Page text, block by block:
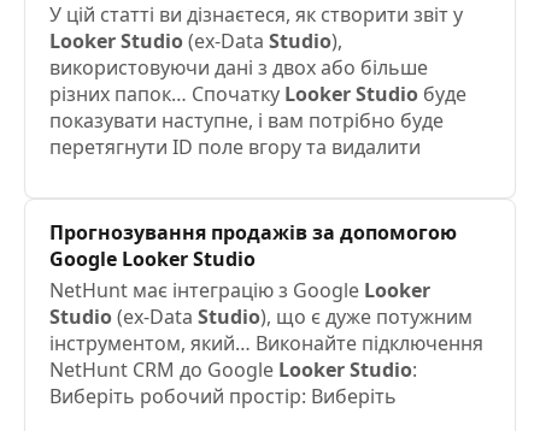
У цій статті ви дізнаєтеся, як створити звіт у
LookerStudio(ex-Data Studio),
використовуючи дані з двох або більше
різних папок… Спочатку LookerStudio буде
показувати наступне, і вам потрібно буде
перетягнути ID поле вгору та видалити
Прогнозування продажів за допомогою
Google LookerStudio
NetHunt має інтеграцію з Google Looker
Studio(ex-Data Studio), що є дуже потужним
інструментом, який… Виконайте підключення
NetHunt CRM до Google LookerStudio:
Виберіть робочий простір: Виберіть